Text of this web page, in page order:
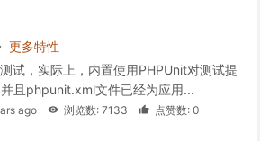
更多特性
试，实际上，内置使用PHPUnit对测试提
且phpunit.xml文件已经为应用...
ago 浏览数: 7133 点赞数: 0